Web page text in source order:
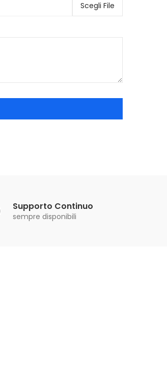
Scegli File
Supporto Continuo
sempre disponibili